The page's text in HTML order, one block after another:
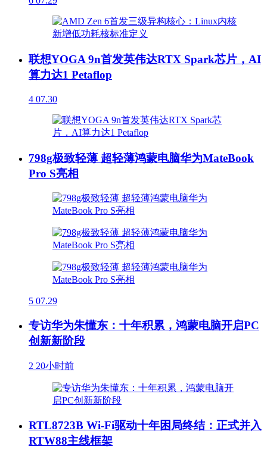
联想YOGA 9n首发英伟达RTX Spark芯片，AI
算力达1 Petaflop
4 07.30
798g极致轻薄 超轻薄鸿蒙电脑华为MateBook
Pro S亮相
5 07.29
专访华为朱懂东：十年积累，鸿蒙电脑开启PC
创新新阶段
2 20小时前
RTL8723B Wi-Fi驱动十年困局终结：正式并入
RTW88主线框架